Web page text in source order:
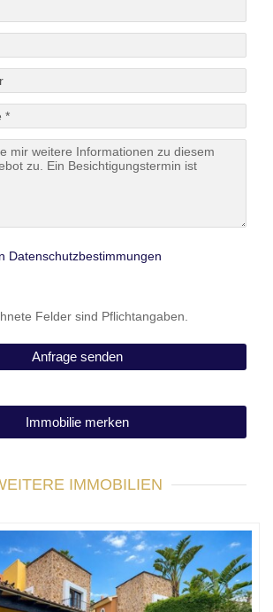
Datenschutzbestimmungen
Felder sind Pflichtangaben.
Immobilie merken
IMMOBILIEN